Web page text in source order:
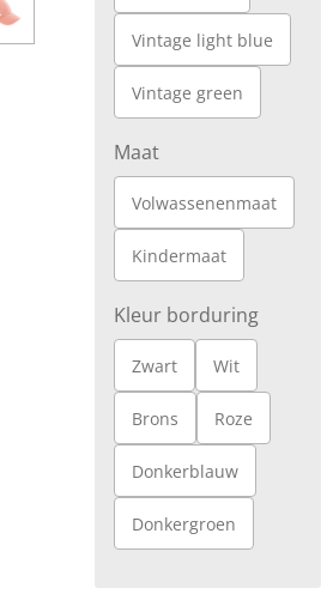
Vintage light blue
Vintage green
Maat
Volwassenenmaat
Kindermaat
Kleur borduring
Zwart Wit
Brons Roze
Donkerblauw
Donkergroen